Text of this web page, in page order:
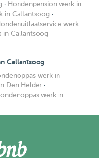
· Hondenpension werk in
in Callantsoog ·
werk
in Callantsoog ·
Callantsoog
werk in
Den Helder ·
werk in